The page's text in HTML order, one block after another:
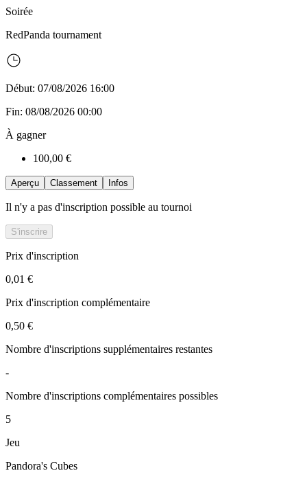
Soirée
RedPanda tournament
Début: 07/08/2026 16:00
Fin: 08/08/2026 00:00
À gagner
100,00 €
Aperçu Classement Infos
Il n'y a pas d'inscription possible au tournoi
S'inscrire
Prix d'inscription
0,01 €
Prix d'inscription complémentaire
0,50 €
Nombre d'inscriptions supplémentaires restantes
-
Nombre d'inscriptions complémentaires possibles
5
Jeu
Pandora's Cubes